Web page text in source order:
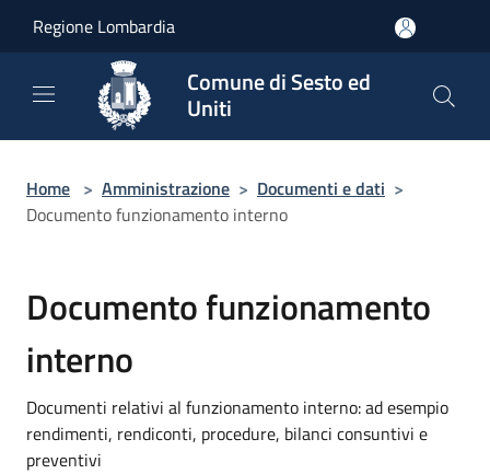
Regione Lombardia
Comune di Sesto ed
Uniti
Home > Amministrazione > Documenti e dati >
Documento funzionamento interno
Documento funzionamento
interno
Documenti relativi al funzionamento interno: ad esempio
rendimenti, rendiconti, procedure, bilanci consuntivi e
preventivi